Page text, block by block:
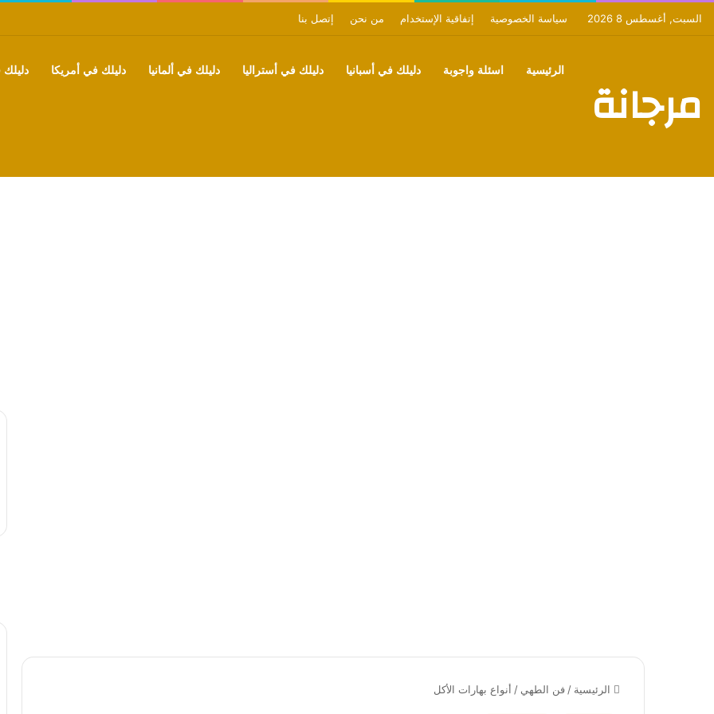
السبت, أغسطس 8 2026 سياسة الخصوصية إتفاقية الإستخدام من نحن إتصل بنا
مرجانة الرئيسية اسئلة واجوبة دليلك في أسبانيا دليلك في أستراليا دليلك في ألمانيا دليلك في أمريكا دليلك
الرئيسية / فن الطهي / أنواع بهارات الأكل